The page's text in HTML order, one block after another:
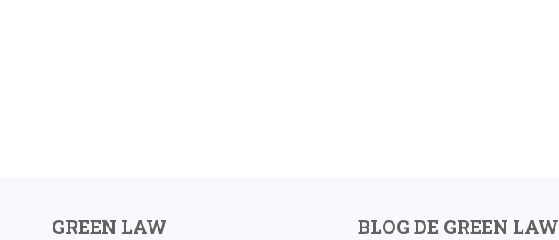
GREEN LAW
BLOG DE GREEN LAW